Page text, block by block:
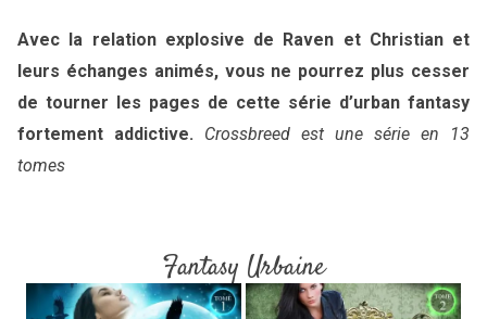
Avec la relation explosive de Raven et Christian et
leurs échanges animés, vous ne pourrez plus cesser
de tourner les pages de cette série d’urban fantasy
fortement addictive. Crossbreed est une série en 13
tomes
Fantasy Urbaine